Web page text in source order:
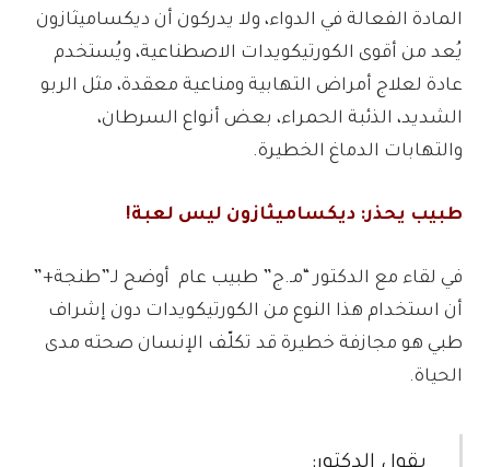
المادة الفعالة في الدواء، ولا يدركون أن ديكساميثازون
يُعد من أقوى الكورتيكويدات الاصطناعية، ويُستخدم
عادة لعلاج أمراض التهابية ومناعية معقدة، مثل الربو
الشديد، الذئبة الحمراء، بعض أنواع السرطان،
والتهابات الدماغ الخطيرة.
طبيب يحذر: ديكساميثازون ليس لعبة!
في لقاء مع الدكتور “مـ.ج” طبيب عام أوضح لـ”طنجة+”
أن استخدام هذا النوع من الكورتيكويدات دون إشراف
طبي هو مجازفة خطيرة قد تكلّف الإنسان صحته مدى
الحياة.